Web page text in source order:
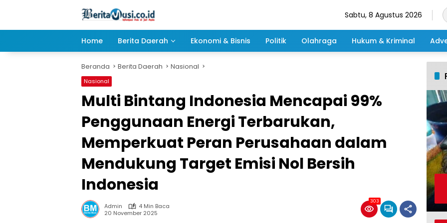
Sabtu, 8 Agustus 2026
Home Berita Daerah Ekonomi & Bisnis Politik Olahraga Hukum & Kriminal
Beranda Berita Daerah Nasional
Nasional
Multi Bintang Indonesia Mencapai 99%
Penggunaan Energi Terbarukan,
Memperkuat Peran Perusahaan dalam
Mendukung Target Emisi Nol Bersih
Indonesia
Admin
4 Min Baca
20 November 2025
303